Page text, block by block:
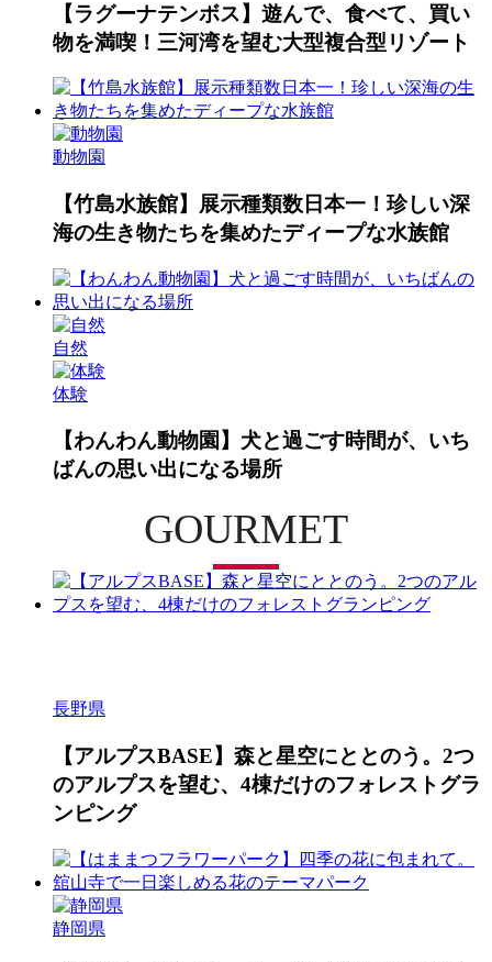
【ラグーナテンボス】遊んで、食べて、買い
物を満喫！三河湾を望む大型複合型リゾート
動物園
【竹島水族館】展示種類数日本一！珍しい深
海の生き物たちを集めたディープな水族館
自然
体験
【わんわん動物園】犬と過ごす時間が、いち
ばんの思い出になる場所
GOURMET
長野県
【アルプスBASE】森と星空にととのう。2つ
のアルプスを望む、4棟だけのフォレストグラ
ンピング
静岡県